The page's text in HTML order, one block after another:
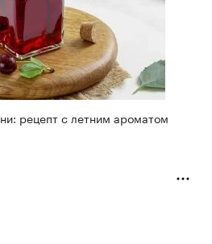
рецепт с летним ароматом